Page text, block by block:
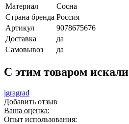
Материал
Сосна
Страна бренда Россия
Артикул
9078675676
Доставка
да
Самовывоз
да
C этим товаром искали
igragrad
Добавить отзыв
Ваша оценка:
Опыт использования: